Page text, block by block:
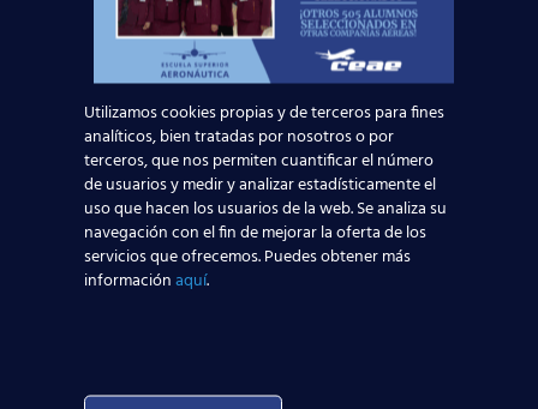
El Aeropuerto de Madrid-Barajas supera los 6
millones de pasajeros en mayo: ¿qué significa
para el empleo de TCP?
Leer más
Utilizamos cookies propias y de terceros para fines
analíticos, bien tratadas por nosotros o por
terceros, que nos permiten cuantificar el número
de usuarios y medir y analizar estadísticamente el
uso que hacen los usuarios de la web. Se analiza su
navegación con el fin de mejorar la oferta de los
servicios que ofrecemos. Puedes obtener más
informaciónaquí.